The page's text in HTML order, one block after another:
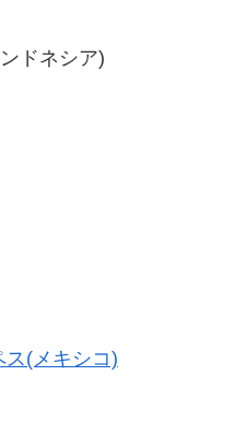
ドネシア)
ス(メキシコ)